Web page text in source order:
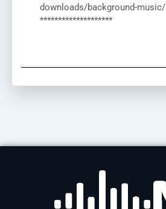
downloads/background-music/
********************